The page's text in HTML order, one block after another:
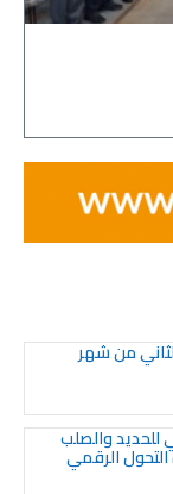
من شهر
للحديد والصلب
الرقمي
Page